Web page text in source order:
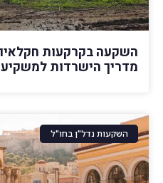
מדריך הישרדות למשקיע
השקעות נדל"ן בחו"ל